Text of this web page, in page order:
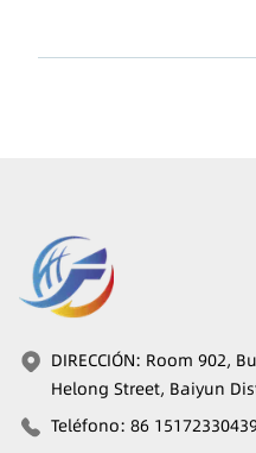
DIRECCIÓN: Room 902,
Helong Street, Baiyun
Teléfono: 86